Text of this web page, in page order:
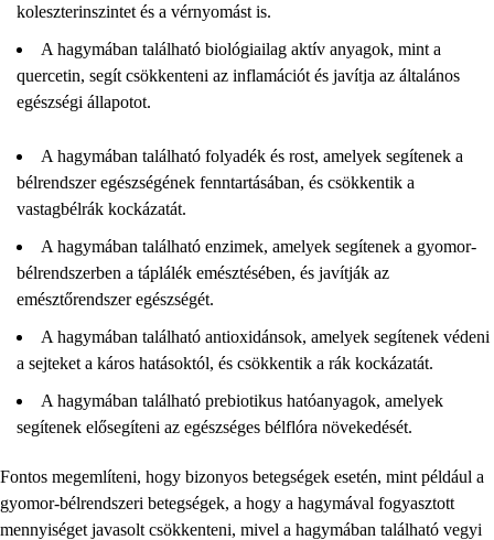
koleszterinszintet és a vérnyomást is.
A hagymában található biológiailag aktív anyagok, mint a
quercetin, segít csökkenteni az inflamációt és javítja az általános
egészségi állapotot.
A hagymában található folyadék és rost, amelyek segítenek a
bélrendszer egészségének fenntartásában, és csökkentik a
vastagbélrák kockázatát.
A hagymában található enzimek, amelyek segítenek a gyomor-
bélrendszerben a táplálék emésztésében, és javítják az
emésztőrendszer egészségét.
A hagymában található antioxidánsok, amelyek segítenek védeni
a sejteket a káros hatásoktól, és csökkentik a rák kockázatát.
A hagymában található prebiotikus hatóanyagok, amelyek
segítenek elősegíteni az egészséges bélflóra növekedését.
Fontos megemlíteni, hogy bizonyos betegségek esetén, mint például a
gyomor-bélrendszeri betegségek, a hogy a hagymával fogyasztott
mennyiséget javasolt csökkenteni, mivel a hagymában található vegyi